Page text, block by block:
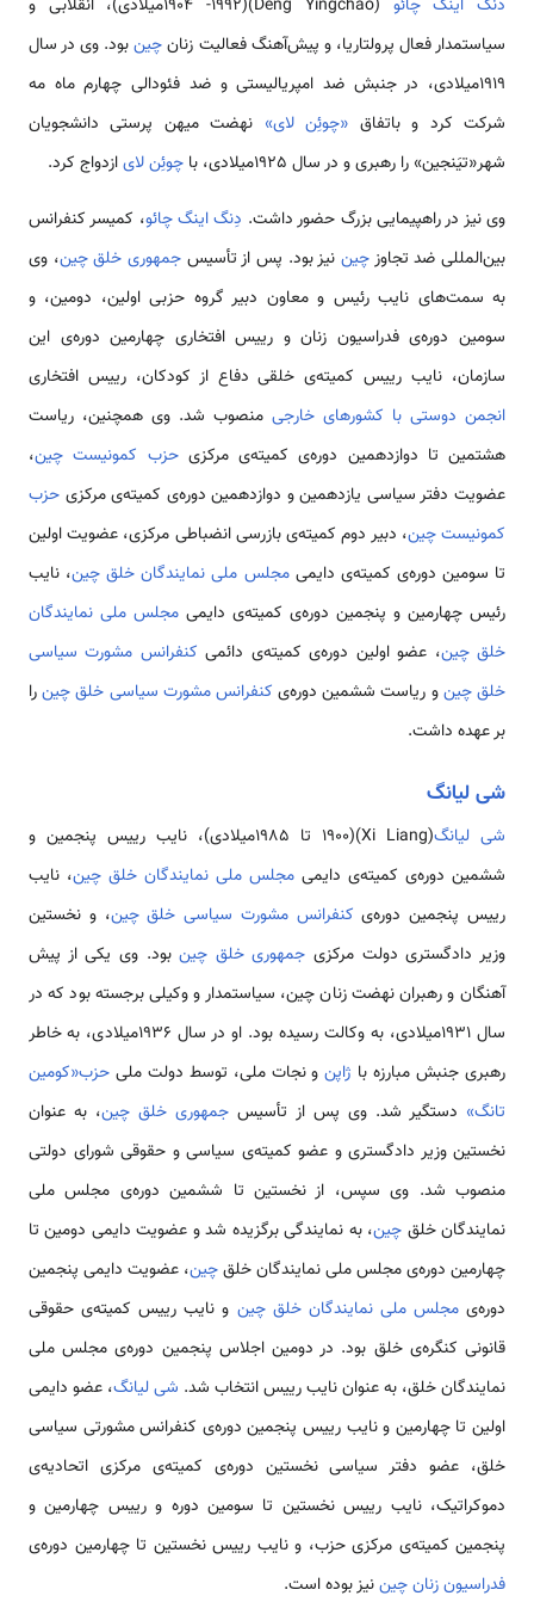
دنگ اینگ چائو
(Deng Yingchao)(1904 -1992میلادی)، انقلابی و
سیاستمدار فعال پرولتاریا، و پیش‌­آهنگ فعالیت زنانچینبود. وی در سال
1919میلادی، در جنبش ضد امپریالیستی و ضد فئودالی چهارم ماه مه
شرکت کرد و باتفاق «چوئِن­ لای» نهضت میهن پرستی دانشجویان
شهر«تیَن­جین» را رهبری و در سال 1925میلادی، با
چوئِن لایازدواج کرد.
وی نیز در راهپیمایی بزرگ حضور داشت. دِنگ اینگ چائو، کمیسر کنفرانس
بین‌المللی ضد تجاوزچیننیز بود. پس از تأسیس جمهوری خلق چین، وی
به سمت­‌های نایب رئیس و معاون دبیر گروه حزبی اولین، دومین، و
سومین دوره‌­ی فدراسیون زنان و رییس افتخاری چهارمین دوره­‌ی این
سازمان، نایب رییس کمیته‌­ی خلقی دفاع از کودکان، رییس افتخاری
انجمن دوستی با کشورهای خارجی منصوب شد. وی هم­چنین، ریاست
هشتمین تا دوازدهمین دوره‌­ی کمیته‌ی مرکزیحزب کمونیست چین،
عضویت دفتر سیاسی یازدهمین و دوازدهمین دوره­‌ی کمیته­‌ی مرکزی حزب
کمونیستچین، دبیر دوم کمیته­‌ی بازرسی انضباطی مرکزی، عضویت اولین
تا سومین دوره­‌ی کمیته­‌ی دایمیمجلس ملی نمایندگان خلق چین، نایب
رئیس چهارمین و پنجمین دوره­‌ی کمیته‌­ی دایمی مجلس ملی نمایندگان
خلق چین، عضو اولین دوره­‌ی کمیته­‌ی دائمی کنفرانس مشورت سیاسی
خلق چینو ریاست ششمین دوره­‌ی کنفرانس مشورت سیاسی خلق چینرا
بر عهده داشت.
شی لیانگ
شی لیانگ
(Xi Liang)(1900 تا 1985میلادی)، نایب رییس پنجمین و
ششمین دوره­‌ی کمیته‌­ی دایمی مجلس ملی نمایندگان خلق چین، نایب
رییس پنجمین دوره­‌ی کنفرانس مشورت سیاسی خلق چین، و نخستین
وزیر دادگستری دولت مرکزی جمهوری خلق چینبود. وی یکی از پیش­‌
آهنگان و رهبران نهضت زنان چین، سیاستمدار و وکیلی برجسته بود که در
سال 1931میلادی، به وکالت رسیده بود. او در سال 1936میلادی، به خاطر
رهبری جنبش مبارزه با ژاپنو نجات ملی، توسط دولت ملی حزب«کومین
تانگ» دستگیر شد. وی پس از تأسیس جمهوری خلق چین، به­ عنوان
نخستین وزیر دادگستری و عضو کمیته‌­ی سیاسی و حقوقی شورای دولتی
منصوب شد. وی سپس، از نخستین تا ششمین دوره‌­ی مجلس ملی
نمایندگان خلق چین، به نمایندگی برگزیده شد و عضویت دایمی دومین تا
چهارمین دوره­‌ی مجلس ملی نمایندگان خلقچین، عضویت دایمی پنجمین
دوره­‌یمجلس ملی نمایندگان خلق چین و نایب رییس کمیته­‌ی حقوقی
قانونی کنگره‌­ی خلق بود. در دومین اجلاس پنجمین دوره­‌ی مجلس ملی
نمایندگان خلق، به عنوان نایب رییس انتخاب شد. شی لیانگ، عضو دایمی
اولین تا چهارمین و نایب رییس پنجمین دوره­‌ی کنفرانس مشورتی سیاسی
خلق، عضو دفتر سیاسی نخستین دوره­‌ی کمیته­‌ی مرکزی اتحادیه­‌ی
دموکراتیک، نایب رییس نخستین تا سومین دوره و رییس چهارمین و
پنجمین کمیته­‌ی مرکزی حزب، و نایب رییس نخستین تا چهارمین دوره‌­ی
فدراسیون زنان چیننیز بوده است.